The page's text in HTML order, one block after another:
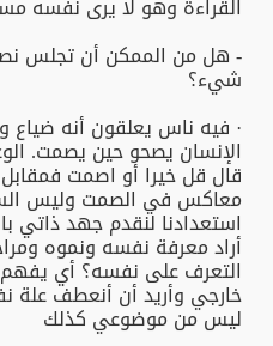
القراءة وهو لا يرى نفسه
- هل من الممكن أن تجلس
شيء؟
· فيه ناس يعلقون أنه ضياع
الإنسان يصحو حين يصمت.
قال قل خيرا أو اصمت
معاكس في الصمت وليس
استعدادنا لنقدم جهد ذاتي
أراد معرفة نفسه ونموه
التعرف على نفسه؟ أي
خارجي وأريد أن أنعطف
ليس من موضوعي كذلك